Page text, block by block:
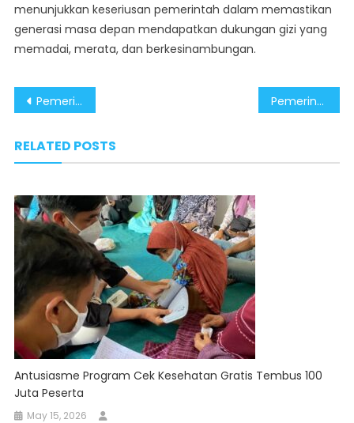
menunjukkan keseriusan pemerintah dalam memastikan
generasi masa depan mendapatkan dukungan gizi yang
memadai, merata, dan berkesinambungan.
Post
Pemerintah Ajak Seluruh Pihak Bersinergi Tingkatkan Kesuksesan Program MBG Pemerintah Terus Gerakkan Seluruh Elemen dalam Sukseskan Program MBG
RELATED POSTS
Antusiasme Program Cek Kesehatan Gratis Tembus 100
Juta Peserta
May 15, 2026